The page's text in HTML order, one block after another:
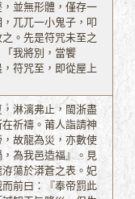
並無形體，僅存一
兀兀一小鬼子，叩
。先是符咒未至之
我將別，當饗
符咒至，即從屋上
淋漓弗止，閩浙盡
祈禱。莆人詣請神
故龍為災，亦數使
為我邑造福』。見
蕩於漭蒼之表。妃
前曰：『奉帝罰此